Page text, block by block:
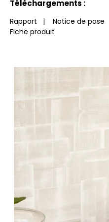
Téléchargements :
Rapport | Notice de pose
Fiche produit